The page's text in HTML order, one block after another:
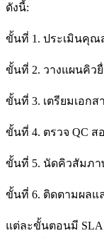
ดังนี้:
ขั้นที่ 1. ประเมินคุณ
ขั้นที่ 2. วางแผนคิว
ขั้นที่ 3. เตรียมเอก
ขั้นที่ 4. ตรวจ QC
ขั้นที่ 5. นัดคิวสัมภ
ขั้นที่ 6. ติดตามผลแ
แต่ละขั้นตอนมี